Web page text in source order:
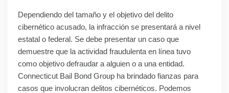
Dependiendo del tamaño y el objetivo del delito
cibernético acusado, la infracción se presentará a nivel
estatal o federal. Se debe presentar un caso que
demuestre que la actividad fraudulenta en línea tuvo
como objetivo defraudar a alguien o a una entidad.
Connecticut Bail Bond Group ha brindado fianzas para
casos que involucran delitos cibernéticos. Podemos